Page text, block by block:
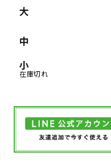
大
中
小
在庫切れ